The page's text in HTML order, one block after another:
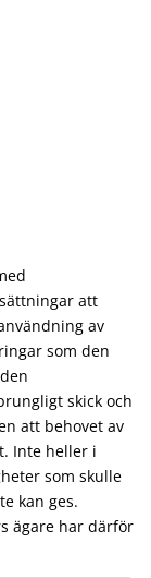
att
av
som den
skick och
att behovet av
Inte heller i
som skulle
kan ges.
ägare har därför